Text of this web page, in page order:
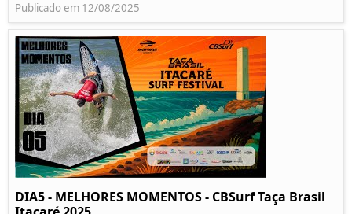
Publicado em 12/08/2025
DIA5 - MELHORES MOMENTOS - CBSurf Taça Brasil